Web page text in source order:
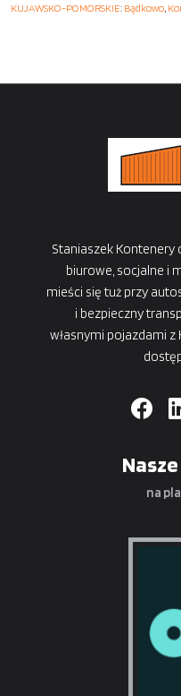
KUJAWSKO-POMORSKIE: Bądkowo,
Staniaszek
biurowe, socjalne i
mieści się tuż przy
i bezpieczny
własnymi pojazdami
na